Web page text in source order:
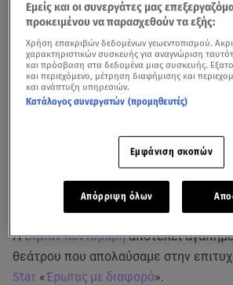
Η Βίβιαν Κοντομάρη μίλησε για όλα στο star.gr
ΗΒίβιαν Κοντομάρηαποτελεί
θεάτρου που απολαύσαμε στην
Star «Έρωτας με διαφορά».
Εμείς και οι συνεργάτες μας
προκειμένου να παρασχεθούν τα εξής:
Χρήση επακριβών δεδομένων γεωεντοπισμού.
χαρακτηριστικών συσκευής για αναγνώριση
και πρόσβαση στα δεδομένα μιας συσκευής.
και περιεχόμενο, μέτρηση διαφήμισης και
και ανάπτυξη υπηρεσιών.
Κατάλογος συνεργατών (προμηθευτές)
Εμφάνιση σκοπών
Απόρριψη όλων